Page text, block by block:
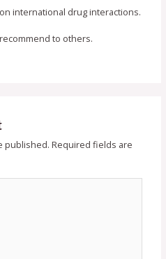
international drug interactions.
to others.
published. Required fields are